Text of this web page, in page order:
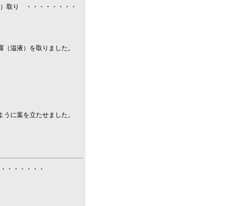
取り ・・・・・・・・
溢液）を取りました。
に葉を立たせました。
・・・・・・